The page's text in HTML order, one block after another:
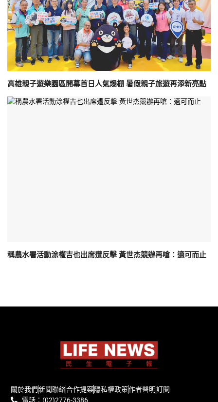
高雄親子遊樂園區開幕首日人氣爆棚 暑假親子旅遊再添新亮點
稱農水署活動涂權吉也出席遭反擊 黃世杰競辦再嗆：適可而止
關於我們新聞聯絡合作提案隱私權政策作者聲明訂閱
電話：(02)2776-3386